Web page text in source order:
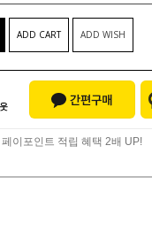
ADD CART ADD WISH